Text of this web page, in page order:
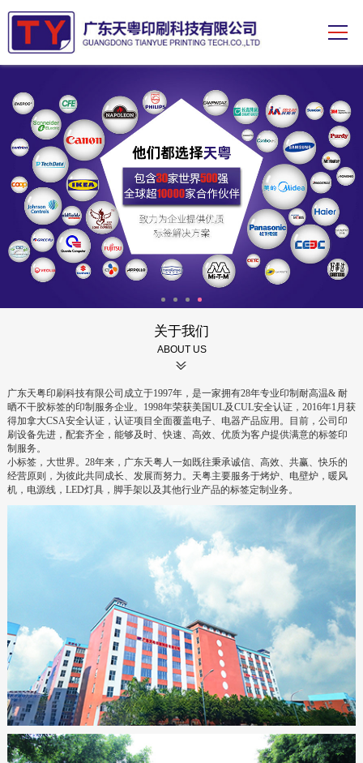
关于我们
ABOUT US
广东天粤印刷科技有限公司成立于1997年，是一家拥有28年专业印制耐高温& 耐
晒不干胶标签的印制服务企业。 1998年荣获美国UL及CUL安全认证， 2016年1 月获
得加拿大CSA安全认证，认证项目全面覆盖电子、电器产品应用。目前，公司印
刷设备先进，配套齐全，能够及时、快速、高效、优质为客户提供满意的标签印
制服务。
小标签，大世界。 28年来，广东天粤人一如既往秉承诚信、高效、共赢、快乐的
经营原则，为彼此共同成长、发展而努力。天粤主要服务于烤炉、电壁炉，暖风
机，电源线， LED灯具，脚手架以及其他行业产品的标签定制业务。